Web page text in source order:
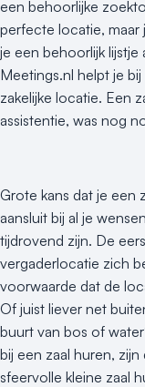
een behoorlijke
perfecte locatie,
je een behoorlijk
Meetings.nl helpt je
zakelijke locatie. Een
assistentie, was nog
Grote kans dat je een
aansluit bij al je
tijdrovend zijn. De
vergaderlocatie zich
voorwaarde dat de
Of juist liever net
buurt van bos of
bij een zaal huren,
sfeervolle kleine zaal